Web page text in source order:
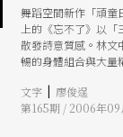
（周倩漪）
舞蹈空間新作「頑童
上的《忘不了》以
散發詩意質感。林文
暢的身體組合與大量
射，讓舞者在現實與
文字 | 廖俊逞
第165期 / 2006年09